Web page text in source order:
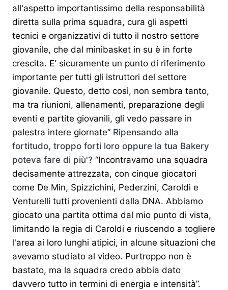
all'aspetto importantissimo della responsabilità
diretta sulla prima squadra, cura gli aspetti
tecnici e organizzativi di tutto il nostro settore
giovanile, che dal minibasket in su è in forte
crescita. E' sicuramente un punto di riferimento
importante per tutti gli istruttori del settore
giovanile. Questo, detto così, non sembra tanto,
ma tra riunioni, allenamenti, preparazione degli
eventi e partite giovanili, gli vedo passare in
palestra intere giornate” Ripensando alla
fortitudo, troppo forti loro oppure la tua Bakery
poteva fare di più'? “Incontravamo una squadra
decisamente attrezzata, con cinque giocatori
come De Min, Spizzichini, Pederzini, Caroldi e
Venturelli tutti provenienti dalla DNA. Abbiamo
giocato una partita ottima dal mio punto di vista,
limitando la regia di Caroldi e riuscendo a togliere
l'area ai loro lunghi atipici, in alcune situazioni che
avevamo studiato al video. Purtroppo non è
bastato, ma la squadra credo abbia dato
davvero tutto in termini di energia e intensità”.